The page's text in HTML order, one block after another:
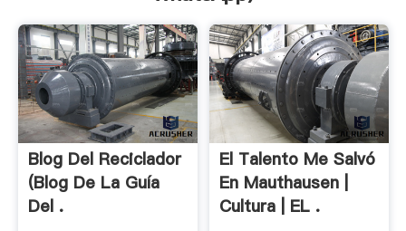
Blog Del Reciclador
(Blog De La Guía
Del .
El Talento Me Salvó
En Mauthausen |
Cultura | EL .